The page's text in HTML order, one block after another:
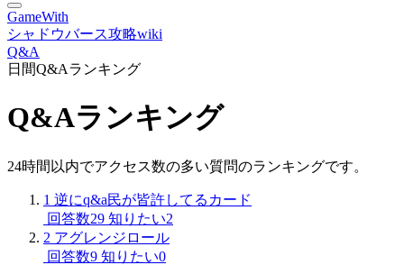
GameWith
シャドウバース攻略wiki
Q&A
日間Q&Aランキング
Q&Aランキング
24時間以内でアクセス数の多い質問のランキングです。
1 逆にq&a民が皆許してるカード
回答数29 知りたい2
2 アグレンジロール
回答数9 知りたい0